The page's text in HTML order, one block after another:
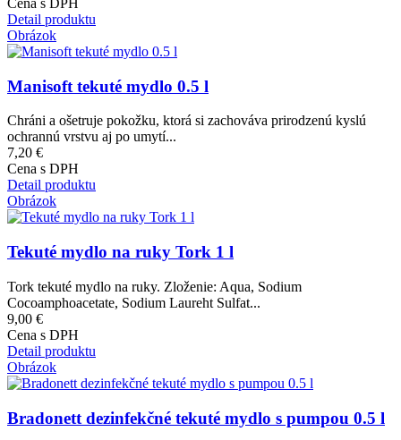
Cena s DPH
Detail produktu
Obrázok
Manisoft tekuté mydlo 0.5 l
Chráni a ošetruje pokožku, ktorá si zachováva prirodzenú kyslú
ochrannú vrstvu aj po umytí...
7,20 €
Cena s DPH
Detail produktu
Obrázok
Tekuté mydlo na ruky Tork 1 l
Tork tekuté mydlo na ruky. Zloženie: Aqua, Sodium
Cocoamphoacetate, Sodium Laureht Sulfat...
9,00 €
Cena s DPH
Detail produktu
Obrázok
Bradonett dezinfekčné tekuté mydlo s pumpou 0.5 l